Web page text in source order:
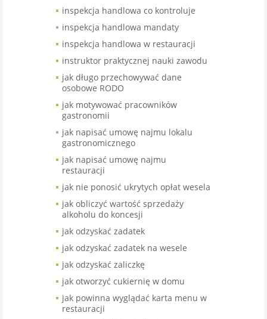
inspekcja handlowa co kontroluje
inspekcja handlowa mandaty
inspekcja handlowa w restauracji
instruktor praktycznej nauki zawodu
jak długo przechowywać dane
osobowe RODO
jak motywować pracowników
gastronomii
jak napisać umowę najmu lokalu
gastronomicznego
jak napisać umowę najmu
restauracji
jak nie ponosić ukrytych opłat wesela
jak obliczyć wartość sprzedaży
alkoholu do koncesji
jak odzyskać zadatek
jak odzyskać zadatek na wesele
jak odzyskać zaliczkę
jak otworzyć cukiernię w domu
jak powinna wyglądać karta menu w
restauracji